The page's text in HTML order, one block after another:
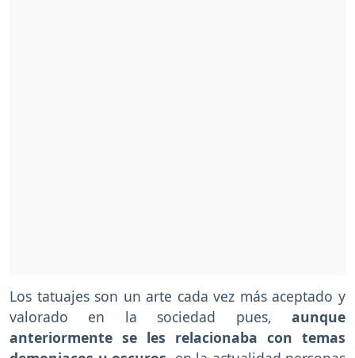
Los tatuajes son un arte cada vez más aceptado y
valorado en la sociedad pues, aunque
anteriormente se les relacionaba con temas